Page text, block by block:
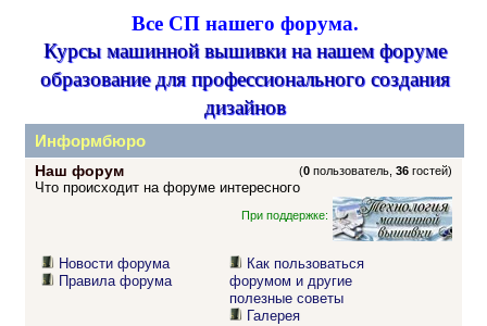
Все СП нашего форума.
Курсы машинной вышивки на нашем форуме
образование для профессионального создания
дизайнов
Информбюро
Наш форум (0 пользователь,36 гостей)
Что происходит на форуме интересного
При поддержке:
Новости форума
Правила форума
Как пользоваться
форумом и другие
полезные советы
Галерея